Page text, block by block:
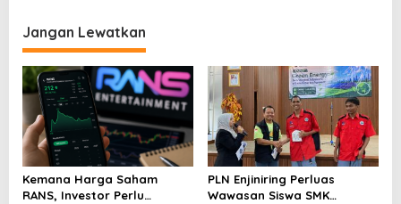
Jangan Lewatkan
Kemana Harga Saham
RANS, Investor Perlu
PLN Enjiniring Perluas
Wawasan Siswa SMK